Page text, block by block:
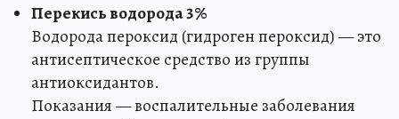
Перекись водорода 3%
Водорода пероксид (гидроген пероксид) — это
антисептическое средство из группы
антиоксидантов.
Показания — воспалительные заболевания